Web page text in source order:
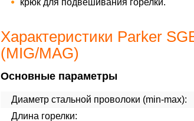
крюк для подвешивания горелки.
Характеристики Parker
(MIG/MAG)
Основные параметры
Диаметр стальной проволоки (min-max):
Длина горелки: